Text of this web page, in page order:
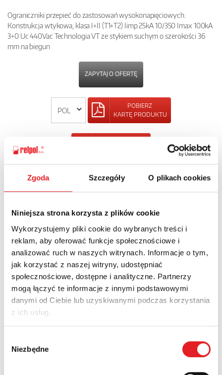
Zgoda Szczegóły O plikach cookies
Niniejsza strona korzysta z plików cookie
Wykorzystujemy pliki cookie do wybranych treści i
reklam, aby oferować funkcje społecznościowe i
analizować ruch w naszych witrynach. Informacje o tym,
jak korzystać z naszej witryny, udostępniać
społecznościowe, dostępne i analityczne. Partnerzy
mogą łączyć te informacje z innymi podstawowymi
danymi od Ciebie lub uzyskiwanymi podczas korzystania
z ich usług.
zgody
Niezbędne
Ograniczniki przepieć do zastosowań wysokonapięciowych.
Konstrukcja wtykowa, klasa I+II (T1+T2) Iimp 25kA 10/350 Imax 100kA
3+0 Uc 440Vac Technologia VT ze stykiem suchym o szerokości 36
mm na biegun
ZAPYTAJ O OFERTĘ
POBIERZ
KARTĘ PRODUKTU
Imię i nazwisko: *
Adres e-mail: *
Nazwa firmy:
Numer telefonu: